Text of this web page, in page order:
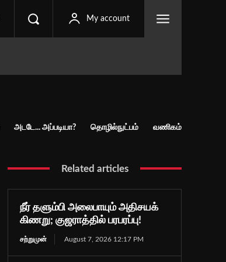
My account
அடடே... அப்படியா? தொழில்நுட்பம் வணிகம்
Related articles
நீர் தளும்பி அலைபாயும் அதிசயக்
கிணறு; குஜராத்தில் பரபரப்பு!
சற்றுமுன் August 7, 2026 12:17 PM